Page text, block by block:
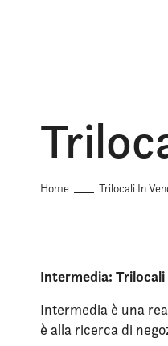
Home Trilocali In
Intermedia: Trilocali
Intermedia è una
è alla ricerca di